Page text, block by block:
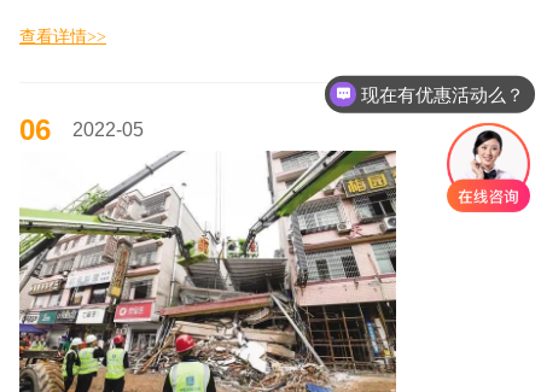
查看详情>>
06 2022-05
可以介绍下你们的产品么？